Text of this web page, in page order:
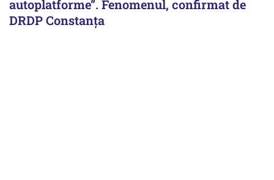
autoplatforme”. Fenomenul, confirmat de
DRDP Constanța